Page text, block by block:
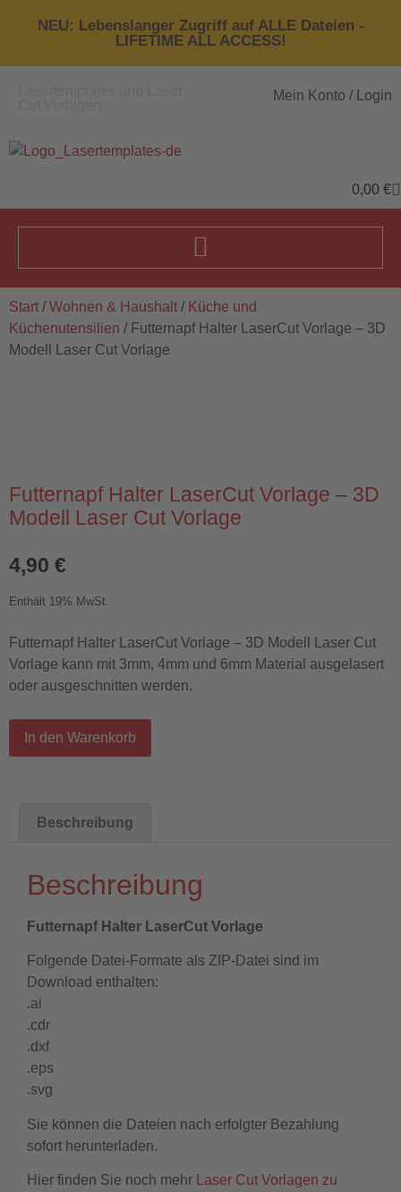
NEU: Lebenslanger Zugriff auf ALLE Dateien -
LIFETIME ALL ACCESS!
Mein Konto / Login
0,00 €
Start / Wohnen & Haushalt / Küche und
Küchenutensilien / Futternapf Halter LaserCut Vorlage – 3D
Modell Laser Cut Vorlage
Futternapf Halter LaserCut Vorlage – 3D
Modell Laser Cut Vorlage
4,90 €
Enthält 19% MwSt.
Futternapf Halter LaserCut Vorlage – 3D Modell Laser Cut
Vorlage kann mit 3mm, 4mm und 6mm Material ausgelasert
oder ausgeschnitten werden.
In den Warenkorb
Beschreibung
Beschreibung
Futternapf Halter LaserCut Vorlage
Folgende Datei-Formate als ZIP-Datei sind im
Download enthalten:
.ai
.cdr
.dxf
.eps
.svg
Sie können die Dateien nach erfolgter Bezahlung
sofort herunterladen.
Hier finden Sie noch mehr
Laser Cut Vorlagen zu